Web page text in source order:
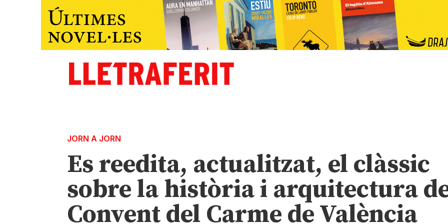
JORN A JORN
Es reedita, actualitzat, el clàssic
sobre la història i arquitectura
Convent del Carme de València